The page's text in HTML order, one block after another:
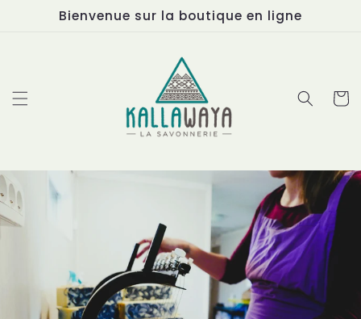
passerBienvenue sur la boutique en ligne
Panier